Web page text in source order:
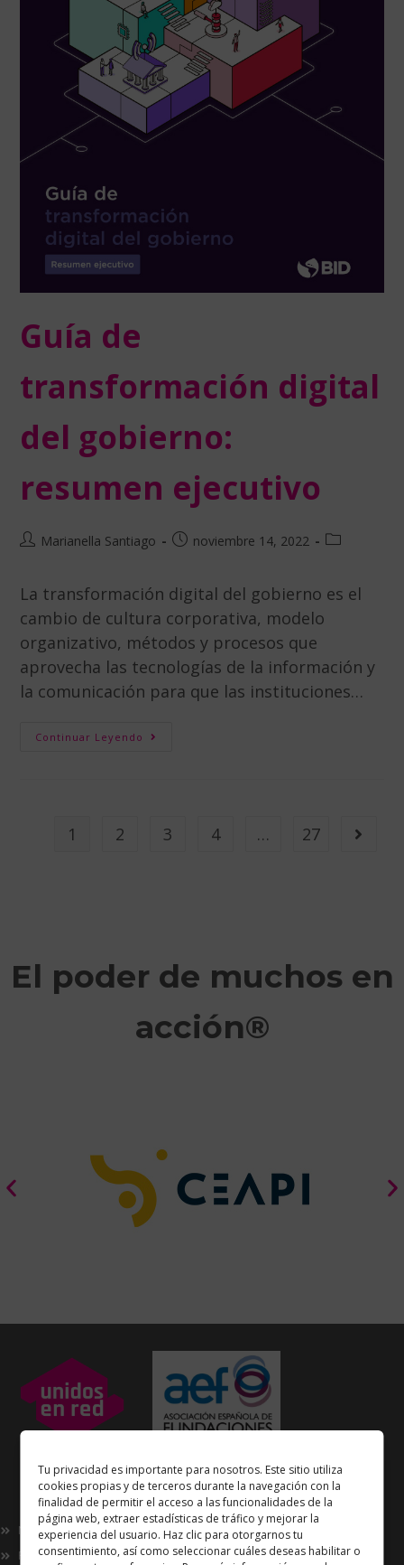
Tu privacidad es importante para nosotros. Este sitio utiliza
cookies propias y de terceros durante la navegación con la
finalidad de permitir el acceso a las funcionalidades de la
página web, extraer estadísticas de tráfico y mejorar la
experiencia del usuario. Haz clic para otorgarnos tu
consentimiento, así como seleccionar cuáles deseas habilitar o
Guía de
transformación digital
del gobierno:
resumen ejecutivo
Marianella Santiago noviembre 14, 2022
La transformación digital del gobierno es el
cambio de cultura corporativa, modelo
organizativo, métodos y procesos que
aprovecha las tecnologías de la información y
la comunicación para que las instituciones…
Continuar Leyendo
1 2 3 4 … 27
El poder de muchos en
acción®
Enlaces de interés
Nosotros
Proyectos
de laAsociación Española de Fundaciones